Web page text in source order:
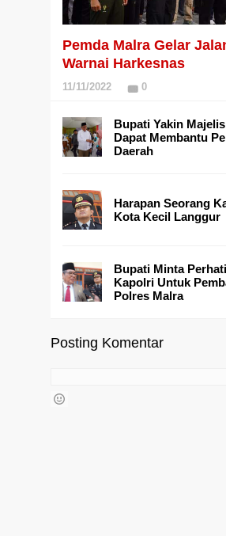
Pemda Malra Gelar
Warnai Harkesnas
11/11/2022 0
Bupati Yakin
Dapat Membantu
Daerah
Harapan Seorang
Kota Kecil Langgur
Bupati Minta
Kapolri Untuk
Polres Malra
Posting Komentar